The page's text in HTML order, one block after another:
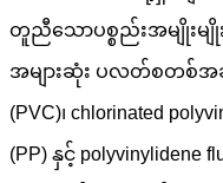
တူညီသောပစ္စည်းအမျိုးမ
အများဆုံး ပလတ်စတစ်အဆို့
(PVC)၊ chlorinated
(PP) နှင့် polyvinylidene